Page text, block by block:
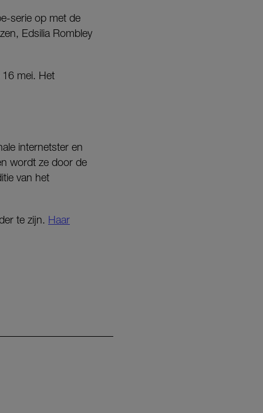
serie op met de
Edsilia Rombley
16 mei. Het
internetster en
wordt ze door de
van het
te zijn. Haar